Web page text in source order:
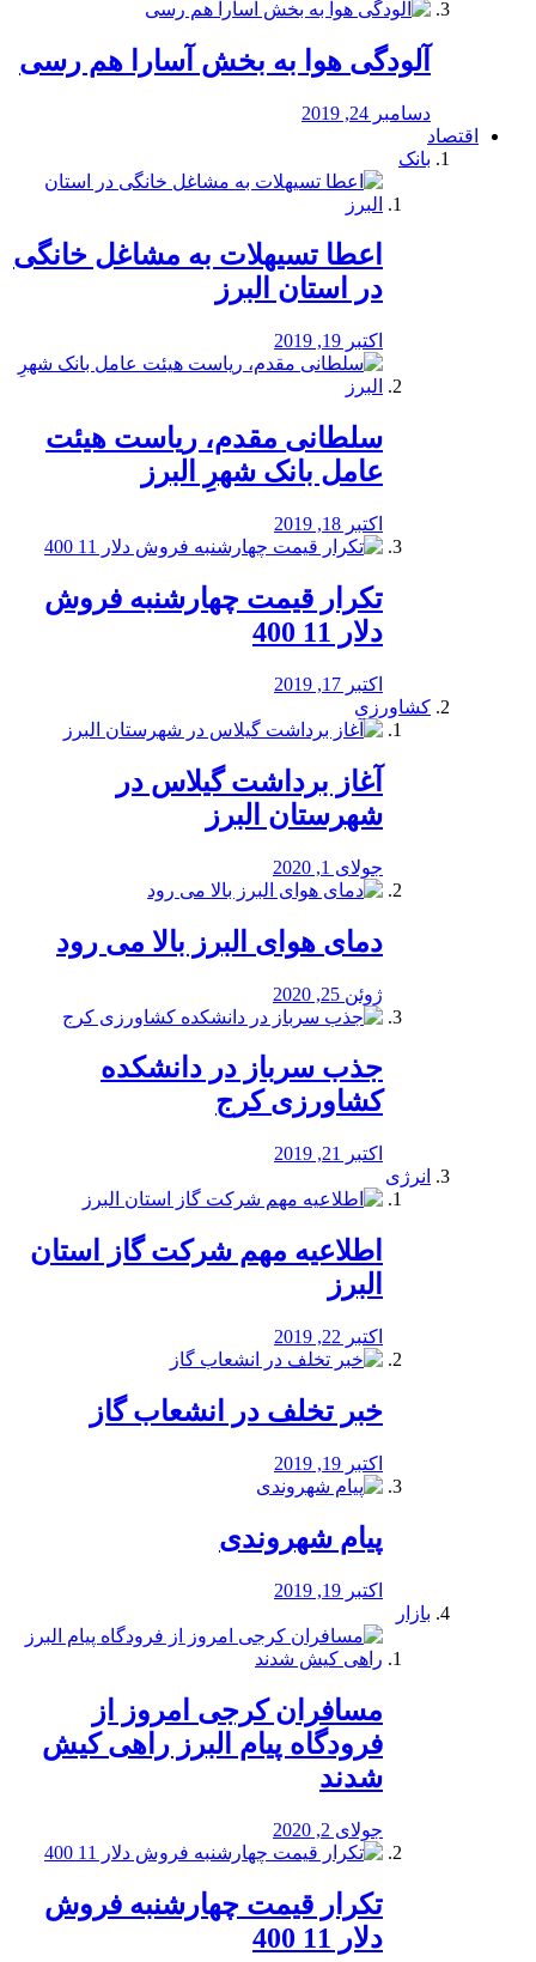
آلودگی هوا به بخش آسارا هم رسی
دسامبر 24, 2019
اقتصاد
بانک
️اعطا تسیهلات به مشاغل خانگی
در استان البرز
اکتبر 19, 2019
سلطانی مقدم، ریاست هیئت
عامل بانک شهرِ البرز
اکتبر 18, 2019
تکرار قیمت چهارشنبه فروش
دلار 11 400
اکتبر 17, 2019
کشاورزی
آغاز برداشت گیلاس در
شهرستان البرز
جولای 1, 2020
دمای هوای البرز بالا می رود
ژوئن 25, 2020
جذب سرباز در دانشکده
کشاورزی کرج
اکتبر 21, 2019
انرژی
️اطلاعیه مهم شرکت گاز استان
البرز
اکتبر 22, 2019
خبر تخلف در انشعاب گاز
اکتبر 19, 2019
پیام شهروندی
اکتبر 19, 2019
بازار
مسافران کرجی امروز از
فرودگاه پیام البرز راهی کیش
شدند
جولای 2, 2020
تکرار قیمت چهارشنبه فروش
دلار 11 400